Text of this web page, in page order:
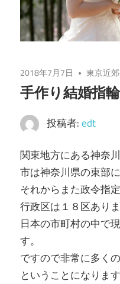
2018年7月7日 東京近
手作り結婚指
投稿者:edt
関東地方にある神奈
市は神奈川県の東部
それからまた政令指
行政区は１８区ありま
日本の市町村の中で
す。
ですので非常に多く
ということになります